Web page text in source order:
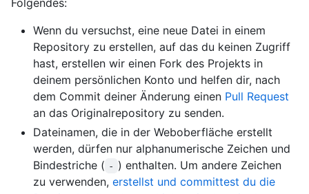
Folgendes:
Wenn du versuchst, eine neue Datei in einem
Repository zu erstellen, auf das du keinen Zugriff
hast, erstellen wir einen Fork des Projekts in
deinem persönlichen Konto und helfen dir, nach
dem Commit deiner Änderung einen Pull Request
an das Originalrepository zu senden.
Dateinamen, die in der Weboberfläche erstellt
werden, dürfen nur alphanumerische Zeichen und
Bindestriche ( - ) enthalten. Um andere Zeichen
zu verwenden, erstellst und committest du die